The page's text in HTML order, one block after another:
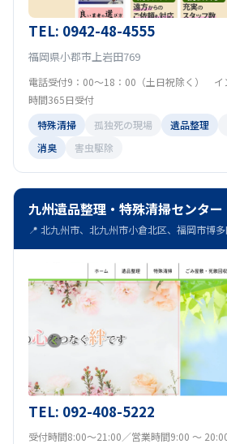
TEL: 0942-48-4555
福岡県小郡市上岩田769
電話受付9：00～18：00（土日祝除く） イ
時間365日受付
特殊清掃
孤独死の現場 遺品整理
消臭
害虫駆除
九州遺品整理・特殊清掃センター
📍 北九州市、北九州市小倉北区、福岡市博多
TEL: 092-408-5222
受付時間8:00～21:00／営業時間9:00 ～